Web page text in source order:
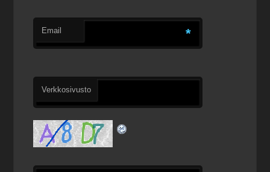
Email *
Verkkosivusto